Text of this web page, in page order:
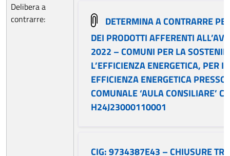
Delibera a
contrarre:
DETERMINA A CONTRARRE
DEI PRODOTTI AFFERENTI
2022 – COMUNI PER LA
L’EFFICIENZA ENERGETICA, PER
EFFICIENZA ENERGETICA PRESSO
COMUNALE ‘AULA CONSILIARE’
H24J23000110001
CIG: 9734387E43 – CHIUSURE